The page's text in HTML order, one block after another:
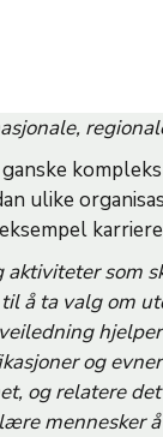
ulike
som
å ta valg om
og
og relatere
mennesker